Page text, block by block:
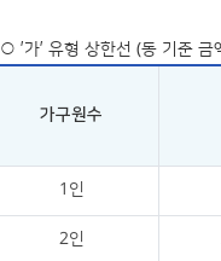
○ ’가’ 유형 상한선 (동 기준 금
가구원수
1인
2인